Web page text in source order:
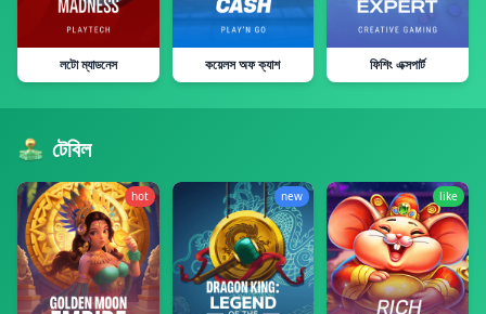
লটো ম্যাডনেস কয়েলস অফ ক্যাশ ফিশিং এক্সপার্ট
টেবিল
hot new like